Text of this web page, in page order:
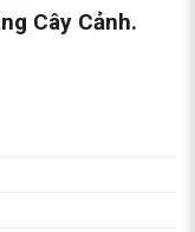
Cây Cảnh.